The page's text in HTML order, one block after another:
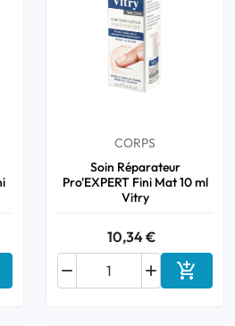
au panier
CORPS
Soin Réparateur
Pro'EXPERT Fini Mat 10 ml
Vitry
10,34 €

 